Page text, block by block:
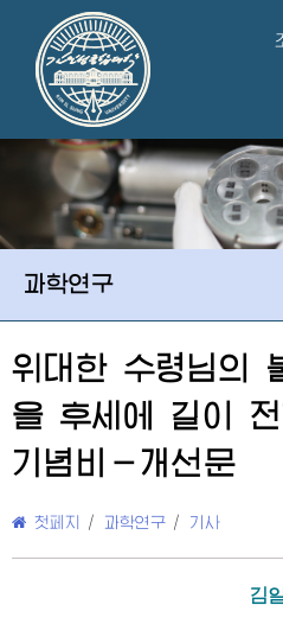
과학연구
위대한 수령님의
을 후세에 길이
기념비－개선문
첫페지 / 과학연구 / 기사
김